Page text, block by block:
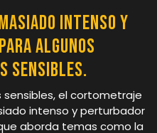
intenso y
algunos
sensibles.
el cortometraje
intenso y perturbador
aborda temas como la